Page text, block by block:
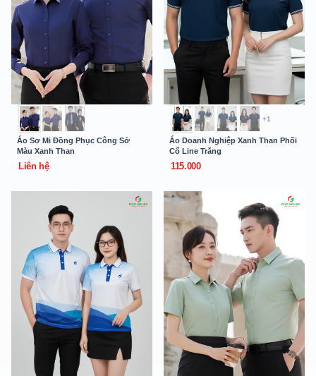
Áo Sơ Mi Đồng Phục Công Sở
Màu Xanh Than
Liên hệ
+1
Áo Doanh Nghiệp Xanh Than Phối
Cổ Line Trắng
115.000